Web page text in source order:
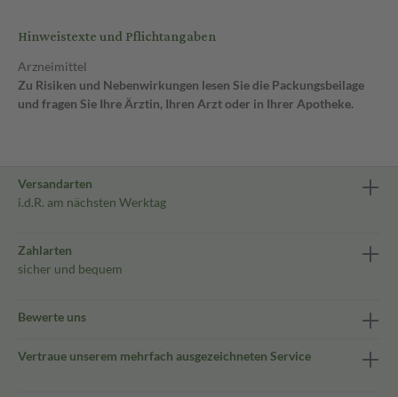
Hinweistexte und Pflichtangaben
Arzneimittel
Zu Risiken und Nebenwirkungen lesen Sie die Packungsbeilage
und fragen Sie Ihre Ärztin, Ihren Arzt oder in Ihrer Apotheke.
Versandarten
i.d.R. am nächsten Werktag
Zahlarten
sicher und bequem
Bewerte uns
Vertraue unserem mehrfach ausgezeichneten Service